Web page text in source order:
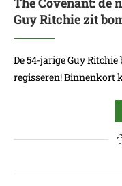
Guy Ritchie zit
De 54-jarige Guy
regisseren! Binnenkort